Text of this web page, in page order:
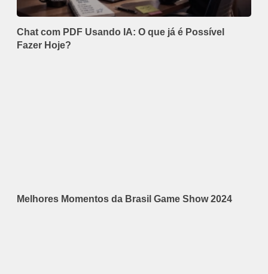
Chat com PDF Usando IA: O que já é Possível
Fazer Hoje?
Melhores Momentos da Brasil Game Show 2024